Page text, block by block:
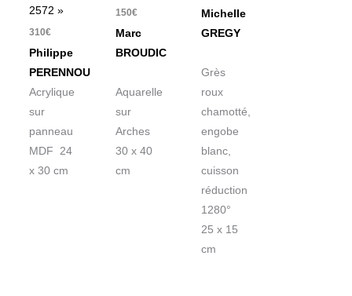
2572 »
310€
Philippe
PERENNOU
Acrylique
sur
panneau
MDF 24
x 30 cm
150€
Marc
BROUDIC
Aquarelle
sur
Arches
30 x 40
cm
Michelle
GREGY
Grès
roux
chamotté,
engobe
blanc,
cuisson
réduction
1280°
25 x 15
cm